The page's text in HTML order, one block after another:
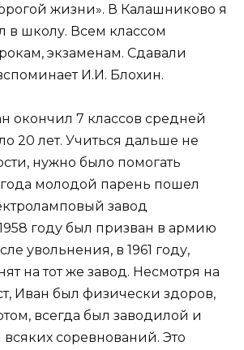
жизни». В Калашниково я
в школу. Всем классом
экзаменам. Сдавали
И.И. Блохин.
окончил 7 классов средней
20 лет. Учиться дальше не
нужно было помогать
года молодой парень пошел
завод
году был призван в армию
увольнения, в 1961 году,
на тот же завод. Несмотря на
Иван был физически здоров,
всегда был заводилой и
соревнований. Это